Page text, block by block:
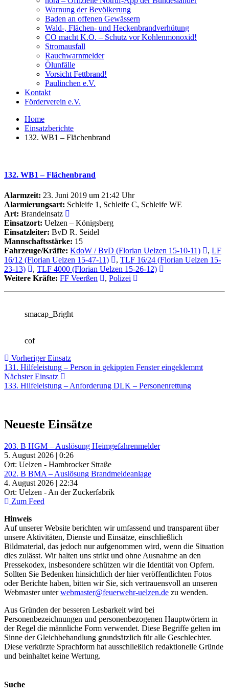
Warnung der Bevölkerung
Baden an offenen Gewässern
Wald-, Flächen- und Heckenbrandverhütung
CO macht K.O. – Schutz vor Kohlenmonoxid!
Stromausfall
Rauchwarnmelder
Ölunfälle
Vorsicht Fettbrand!
Paulinchen e.V.
Kontakt
Förderverein e.V.
Home
Einsatzberichte
132. WB1 – Flächenbrand
132. WB1 – Flächenbrand
Alarmzeit: 23. Juni 2019 um 21:42 Uhr
Alarmierungsart: Schleife 1, Schleife C, Schleife WE
Art: Brandeinsatz
Einsatzort: Uelzen – Königsberg
Einsatzleiter: BvD R. Seidel
Mannschaftsstärke: 15
Fahrzeuge/Kräfte: KdoW / BvD (Florian Uelzen 15-10-11) , LF
16/12 (Florian Uelzen 15-47-11)
, TLF 16/24 (Florian Uelzen 15-
23-13)
, TLF 4000 (Florian Uelzen 15-26-12)
Weitere Kräfte: FF Veerßen , Polizei
smacap_Bright
cof
Beitragsnavigation
Vorheriger EinsatzVorheriger
Einsatz:
131. Hilfeleistung – Person in gekippten Fenster eingeklemmt
Nächster Einsatz
Einsatz:
133. Hilfeleistung – Anforderung DLK – Personenrettung
Neueste Einsätze
203. B HGM – Auslösung Heimgefahrenmelder
5. August 2026 | 0:26
Ort: Uelzen - Hambrocker Straße
202. B BMA – Auslösung Brandmeldeanlage
4. August 2026 | 22:34
Ort: Uelzen - An der Zuckerfabrik
Zum Feed
Hinweis
Auf unserer Website berichten wir umfassend und transparent über
unsere Aktivitäten, Dienste und Einsätze, einschließlich
Bildmaterial, das jedoch nur aufgenommen wird, wenn die Situation
dies zulässt. Wir halten uns strikt und ohne Ausnahme an den
Pressekodex, insbesondere schützen wir die Identität von Opfern.
Sollten Sie Bedenken hinsichtlich der hier veröffentlichten Fotos
oder Berichte haben, bitten wir Sie, sich vertrauensvoll an unseren
Webmaster unterwebmaster@feuerwehr-uelzen.de zu wenden.
Aus Gründen der besseren Lesbarkeit wird bei
Personenbezeichnungen und personenbezogenen Hauptwörtern in
der Regel die männliche Form verwendet. Diese Begriffe gelten im
Sinne der Gleichbehandlung grundsätzlich für alle Geschlechter.
Diese verkürzte Sprachform hat ausschließlich redaktionelle Gründe
und beinhaltet keine Wertung.
Suche